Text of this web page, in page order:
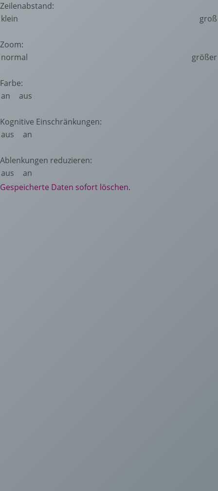
Zeilenabstand:
klein
groß
Zoom:
normal
größer
Farbe:
an
aus
Kognitive Einschränkungen:
aus
an
Ablenkungen reduzieren:
aus
an
Gespeicherte Daten sofort löschen.